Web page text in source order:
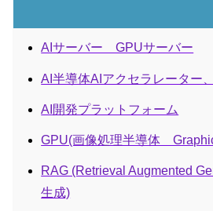
AIサーバー GPUサーバー
AI半導体AIアクセラレーター
AI開発プラットフォーム
GPU(画像処理半導体
RAG (Retrieval Augmented
生成)